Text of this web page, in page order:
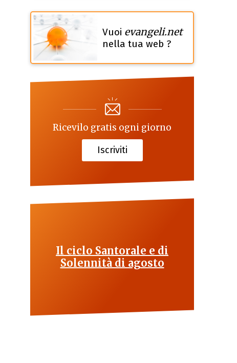
Vuoi evangeli.net
nella tua web ?
Ricevilo gratis ogni giorno
Iscriviti
Il ciclo Santorale e di
Solennità di agosto